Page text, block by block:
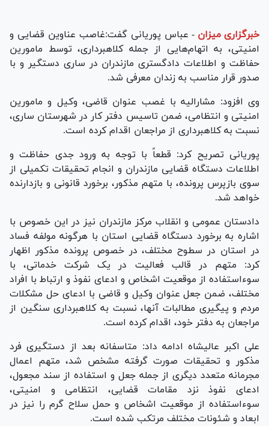
خبرگزاری میزان - عباس پوریانی گفت:غاصب عناوین قضایی و
امنیتی، به اتهام‌هایی از جمله کلاهبرداری، توسط مامورین
حفاظت و اطلاعات دادگستری مازندران در ساری دستگیر و با
صدور قرار مناسب به زندان معرفی شد.
وی افزود: مشارالیه با غصب عنوان قاضی، وکیل و مامورین
امنیتی و انتظامی، ضمن تاسیس دفتر کار در شهرستان ساری،
نسبت به کلاهبرداری از مراجعان اقدام کرده است.
پوریانی تصریح کرد: قطعاً با توجه به ورود جدی حفاظت و
اطلاعات دستگاه قضایی مازندران و انجام تحقیقات تکمیلی از
سوی بازپرس پرونده، با متهم مذکور، برخورد قانونی و بازدارنده
خواهد شد.
دادستان عمومی و انقلاب مرکز مازندران نیز در این خصوص با
اشاره به برخورد دستگاه قضایی استان با هرگونه مولفه فساد
در استان در سطوح مختلف، در خصوص پرونده مذکور اظهار
کرد: متهم در قالب فعالیت در یک شرکت خدماتی، با
سوءاستفاده از موقعیت اشخاص و ادعای نفوذ و ارتباط با افراد
مختلف، ضمن جعل عنوان وکیل و قاضی با ادعای حل مشکلات
مردم و پیگیری مطالبات آنها، نسبت به کلاهبرداری سنگین از
مراجعان به دفتر خود، اقدام کرده است.
علی اکبر عالیشاه ادامه داد: متاسفانه بعد از دستگیری فرد
مذکور و تحقیقات صورت گرفته مشخص شد، متهم اعمال
مجرمانه متعدد دیگری از جمله جعل و استفاده از سند مجعول،
ادعای نفوذ نزد مقامات قضایی، انتظامی و امنیتی،
سوءاستفاده از موقعیت اشخاص و حمل سلاح گرم را نیز در
ابعاد و شئونات مختلف مرتکب شده است.